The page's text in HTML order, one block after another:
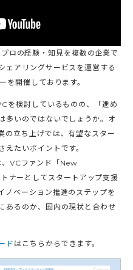
の経験・知見を複数の企業で
ェアリングサービスを運営する
を開催しております。
を検討しているものの、「進め
多いのではないでしょうか。オ
の立ち上げでは、有望なスター
えたいポイントです。
VCファンド「New
ナーとしてスタートアップ支援
ノベーション推進のステップを
あるのか、国内の現状と合わせ
ド はこちらからできます。